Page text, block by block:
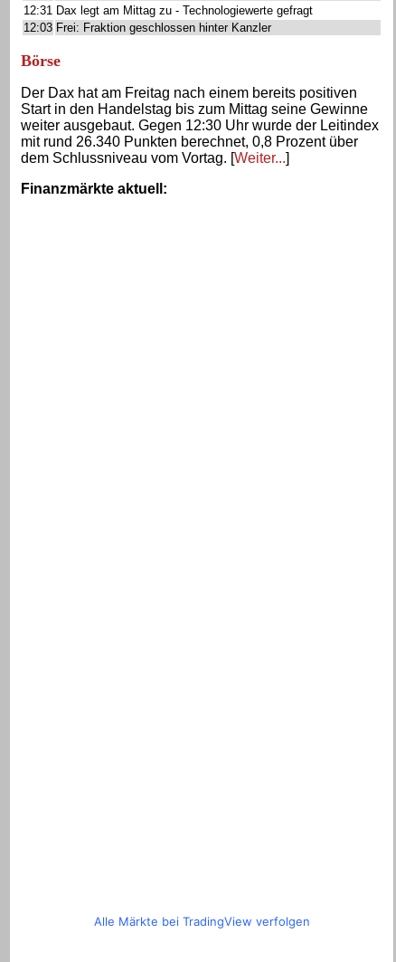
12:31 Dax legt am Mittag zu - Technologiewerte gefragt
12:03 Frei: Fraktion geschlossen hinter Kanzler
Börse
Der Dax hat am Freitag nach einem bereits positiven
Start in den Handelstag bis zum Mittag seine Gewinne
weiter ausgebaut. Gegen 12:30 Uhr wurde der Leitindex
mit rund 26.340 Punkten berechnet, 0,8 Prozent über
dem Schlussniveau vom Vortag. [Weiter...]
Finanzmärkte aktuell :
Alle Märkte bei TradingView verfolgen